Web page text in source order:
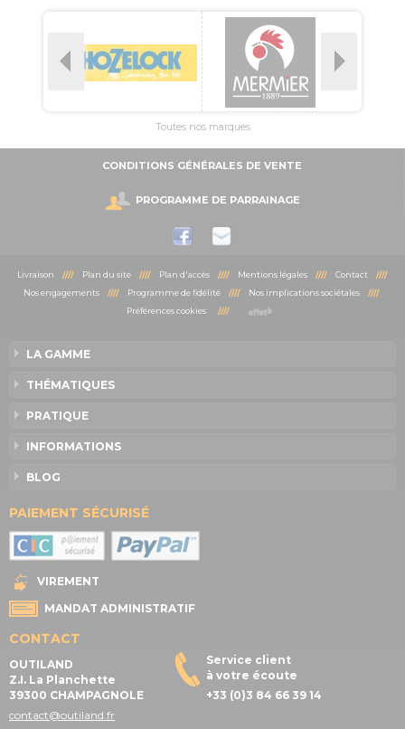
Toutes nos marques
CONDITIONS GÉNÉRALES DE VENTE
PROGRAMME DE PARRAINAGE
Livraison //// Plan du site //// Plan d'accès //// Mentions légales //// Contact ////
Nos engagements//// Programme de fidélité//// Nos implications sociétales////
Préférences cookies
////
LA GAMME
THÉMATIQUES
PRATIQUE
INFORMATIONS
BLOG
PAIEMENT SÉCURISÉ
VIREMENT
MANDAT ADMINISTRATIF
CONTACT
OUTILAND
Z.I. La Planchette
39300 CHAMPAGNOLE
contact@outiland.fr
Service client
à votre écoute
+33 (0)3 84 66 39 14